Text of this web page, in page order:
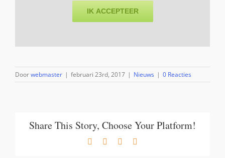
IK ACCEPTEER
Doorwebmaster | februari 23rd, 2017 | Nieuws | 0 Reacties
Share This Story, Choose Your Platform!
Facebook LinkedIn